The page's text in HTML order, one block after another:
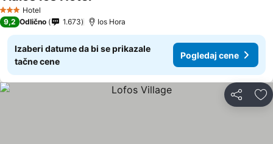
3 Zvezdice
Hotel
9,2 Odlično 1.673 Ios Hora
Izaberi datume da bi se prikazale
tačne cene
Pogledaj cene
Deli